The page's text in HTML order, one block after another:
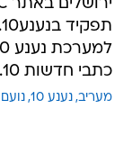
כתבי חדשות 10.
מעריב נענע 10